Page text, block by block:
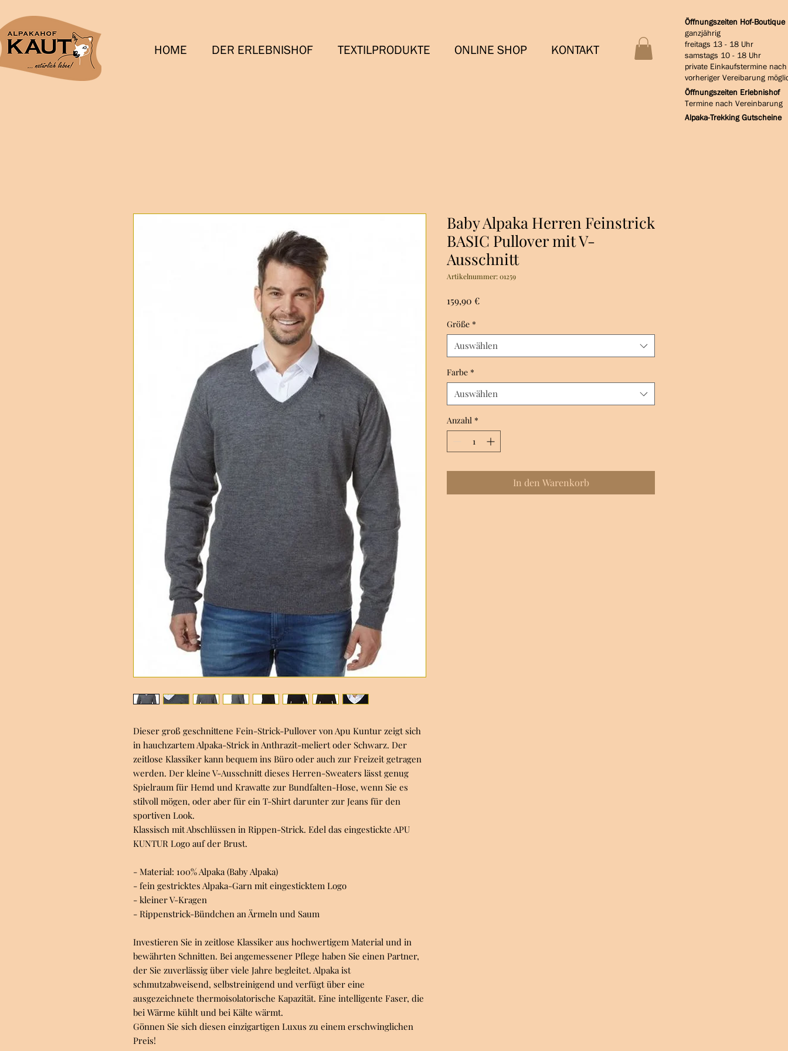
HOME DER ERLEBNISHOF TEXTILPRODUKTE ONLINE SHOP KONTAKT
Öffnungszeiten Hof-Boutique
ganzjährig
freitags 13 - 18 Uhr
samstags 10 - 18 Uhr
private Einkaufstermine nach
vorheriger Vereibarung
Öffnungszeiten Erlebnishof
Termine nach Vereinbarung
Alpaka-Trekking Gutscheine
Dieser groß geschnittene Fein-Strick-Pullover von Apu Kuntur zeigt sich
in hauchzartem Alpaka-Strick in Anthrazit-meliert oder Schwarz. Der
zeitlose Klassiker kann bequem ins Büro oder auch zur Freizeit getragen
werden. Der kleine V-Ausschnitt dieses Herren-Sweaters lässt genug
Spielraum für Hemd und Krawatte zur Bundfalten-Hose, wenn Sie es
stilvoll mögen, oder aber für ein T-Shirt darunter zur Jeans für den
sportiven Look.
Klassisch mit Abschlüssen in Rippen-Strick. Edel das eingestickte APU
KUNTUR Logo auf der Brust.
- Material: 100% Alpaka (Baby Alpaka)
- fein gestricktes Alpaka-Garn mit eingesticktem Logo
- kleiner V-Kragen
- Rippenstrick-Bündchen an Ärmeln und Saum
Investieren Sie in zeitlose Klassiker aus hochwertigem Material und in
bewährten Schnitten. Bei angemessener Pflege haben Sie einen Partner,
der Sie zuverlässig über viele Jahre begleitet. Alpaka ist
schmutzabweisend, selbstreinigend und verfügt über eine
ausgezeichnete thermoisolatorische Kapazität. Eine intelligente Faser, die
bei Wärme kühlt und bei Kälte wärmt.
Gönnen Sie sich diesen einzigartigen Luxus zu einem erschwinglichen
Preis!
Baby Alpaka Herren Feinstrick
BASIC Pullover mit V-
Ausschnitt
Artikelnummer: 01259
159,90 €Preis
Größe *
Auswählen
Farbe *
Auswählen
Anzahl *
In den Warenkorb